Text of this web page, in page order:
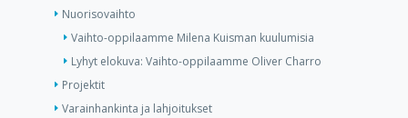
Nuorisovaihto
Vaihto-oppilaamme Milena Kuisman kuulumisia
Lyhyt elokuva: Vaihto-oppilaamme Oliver Charro
Projektit
Varainhankinta ja lahjoitukset